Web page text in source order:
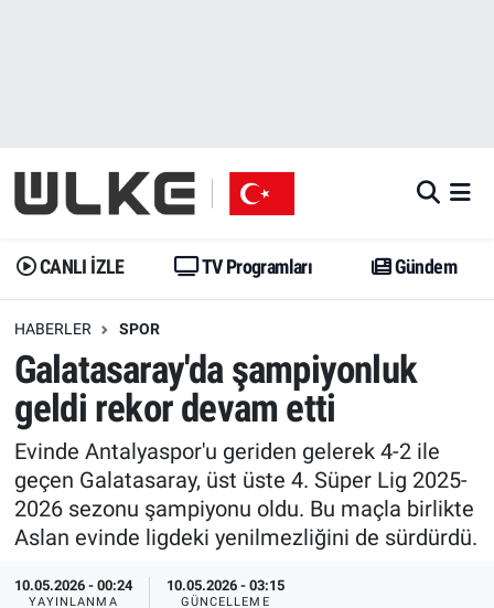
CANLI İZLE TV Programları Gündem
HABERLER SPOR
Galatasaray'da şampiyonluk
geldi rekor devam etti
Evinde Antalyaspor'u geriden gelerek 4-2 ile
geçen Galatasaray, üst üste 4. Süper Lig 2025-
2026 sezonu şampiyonu oldu. Bu maçla birlikte
Aslan evinde ligdeki yenilmezliğini de sürdürdü.
10.05.2026 - 00:24
YAYINLANMA
10.05.2026 - 03:15
GÜNCELLEME
Gündem
Dünya
Erişim Bilgileri
Ekonomi
Trend
Özel Haberler
Yazarlar
Gündem
Trend
Erişim Bilgileri
Spor
Ekonomi
Dünya
Medya
İstanbul Namaz Vakitleri
Trafik Durumu
Erişim Bilgileri
Tüm Manşetler
Son Dakika Haberleri
Haber Arşivi